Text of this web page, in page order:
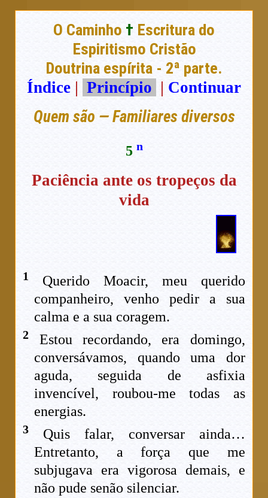
O Caminho † Escritura do
Espiritismo Cristão
Doutrina espírita - 2ª parte.
Índice | Princípio | Continuar
Quem são — Familiares diversos
5 n
Paciência ante os tropeços da
vida
1
Querido Moacir, meu querido
companheiro, venho pedir a sua
calma e a sua coragem.
2 Estou recordando, era domingo,
conversávamos, quando uma dor
aguda, seguida de asfixia
invencível, roubou-me todas as
energias.
3 Quis falar, conversar ainda…
Entretanto, a força que me
subjugava era vigorosa demais, e
não pude senão silenciar.